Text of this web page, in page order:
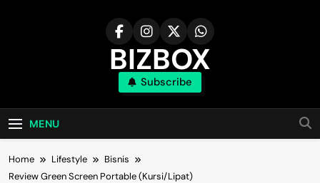
BIZBOX
Bizbox – Media Informasi Terkini
Subscribe
MENU
Home Lifestyle
Bisnis
Review Green Screen Portable (Kursi/Lipat)